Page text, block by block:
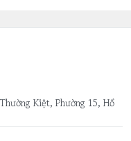
Kiệt, Phường 15, Hồ